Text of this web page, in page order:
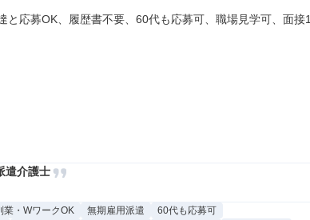
と応募OK、履歴書不要、60代も応募可、職場見学可、面接1
遣介護士
業・WワークOK 無期雇用派遣
60代も応募可